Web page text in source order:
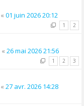
« 01 juin 2026 20:12
1 2
« 26 mai 2026 21:56
1 2 3
« 27 avr. 2026 14:28